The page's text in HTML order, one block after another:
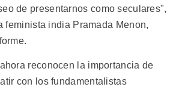
de presentarnos como seculares",
feminista india Pramada Menon,
reconocen la importancia de
con los fundamentalistas